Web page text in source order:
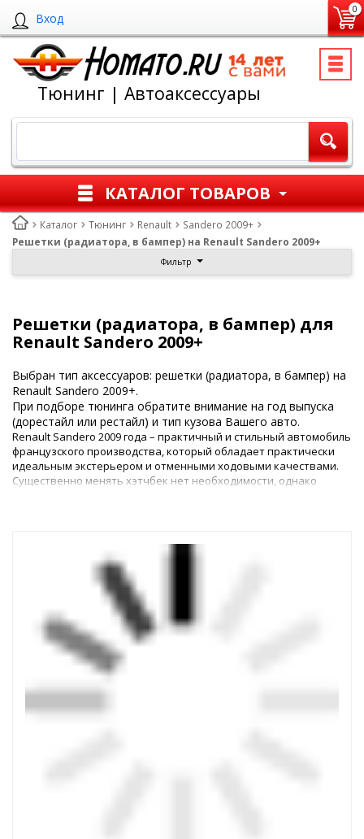
Вход
0
Тюнинг | Автоаксессуары
КАТАЛОГ ТОВАРОВ
Каталог Тюнинг Renault
Sandero 2009+
Решетки (радиатора, в бампер) на Renault Sandero 2009+
Фильтр
Решетки (радиатора, в бампер) для
Renault Sandero 2009+
Выбран тип аксессуаров: решетки (радиатора, в бампер) на
Renault Sandero 2009+.
При подборе тюнинга обратите внимание на год выпуска
(дорестайл или рестайл) и тип кузова Вашего авто.
Renault Sandero 2009 года – практичный и стильный автомобиль
французского производства, который обладает практически
идеальным экстерьером и отменными ходовыми качествами.
Существенно менять хэтчбек нет необходимости, однако
Тюнинг Рено Сандеро 1 поколения 2009 года позволяет
преобразить внешний вид автомобиля, сделать его более
лаконичным и гармоничным или, наоборот, агрессивным и
немного брутальным. Для проведения модернизации отлично
подойдут различные накладки на передний и задний бамперы,
обвесы по всему периметру кузова, спойлеры или рейлинги на
крышу, хромированные диски на колеса. Все эти детали не
просто придают автомобилю более эффектный вид, но и
улучшают аэродинамические показатели.